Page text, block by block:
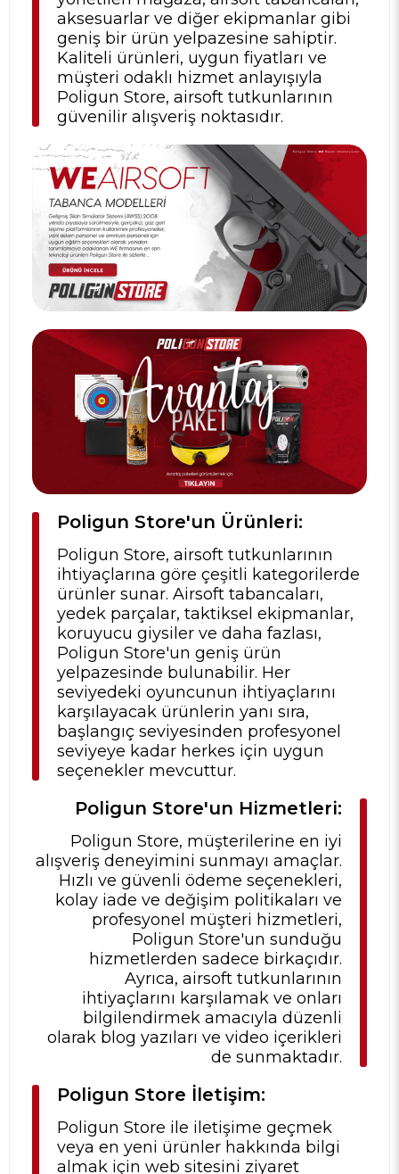
aksesuarlar ve diğer ekipmanlar gibi
geniş bir ürün yelpazesine sahiptir.
Kaliteli ürünleri, uygun fiyatları ve
müşteri odaklı hizmet anlayışıyla
Poligun Store, airsoft tutkunlarının
güvenilir alışveriş noktasıdır.
Poligun Store'un Ürünleri:
Poligun Store, airsoft tutkunlarının
ihtiyaçlarına göre çeşitli kategorilerde
ürünler sunar. Airsoft tabancaları,
yedek parçalar, taktiksel ekipmanlar,
koruyucu giysiler ve daha fazlası,
Poligun Store'un geniş ürün
yelpazesinde bulunabilir. Her
seviyedeki oyuncunun ihtiyaçlarını
karşılayacak ürünlerin yanı sıra,
başlangıç seviyesinden profesyonel
seviyeye kadar herkes için uygun
seçenekler mevcuttur.
Poligun Store'un Hizmetleri:
Poligun Store, müşterilerine en iyi
alışveriş deneyimini sunmayı amaçlar.
Hızlı ve güvenli ödeme seçenekleri,
kolay iade ve değişim politikaları ve
profesyonel müşteri hizmetleri,
Poligun Store'un sunduğu
hizmetlerden sadece birkaçıdır.
Ayrıca, airsoft tutkunlarının
ihtiyaçlarını karşılamak ve onları
bilgilendirmek amacıyla düzenli
olarak blog yazıları ve video içerikleri
de sunmaktadır.
Poligun Store İletişim:
Poligun Store ile iletişime geçmek
veya en yeni ürünler hakkında bilgi
almak için web sitesini ziyaret